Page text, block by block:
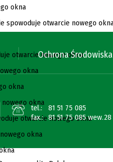
Ochrona Środowiska
tel.:
81 51 75 085
fax.: 81 51 75 085 wew.28